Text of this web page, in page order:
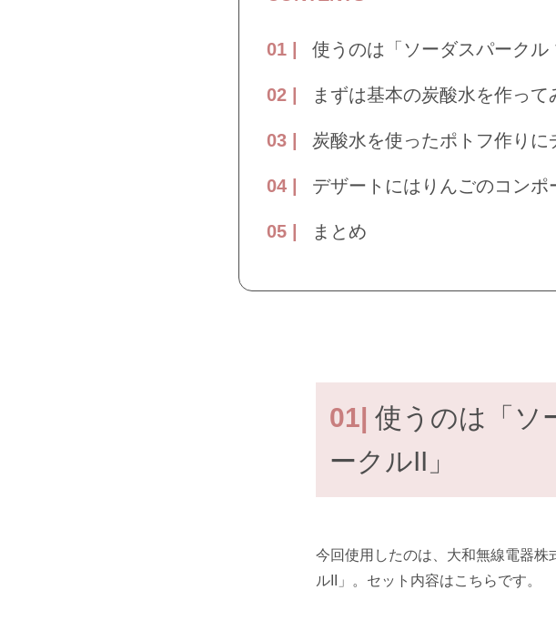
使うのは「ソーダスパークル
まずは基本の炭酸水を作って
炭酸水を使ったポトフ作りに
デザートにはりんごのコンポ
まとめ
01| 使うのは「ソ
ークルII」
今回使用したのは、大和無線電器株
ルII」。セット内容はこちらです。